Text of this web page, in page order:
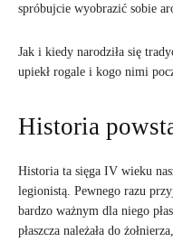
spróbujcie wyobrazić sobie
Jak i kiedy narodziła się
upiekł rogale i kogo nimi
Historia
Historia ta sięga IV wieku
legionistą. Pewnego razu
bardzo ważnym dla niego
płaszcza należała do